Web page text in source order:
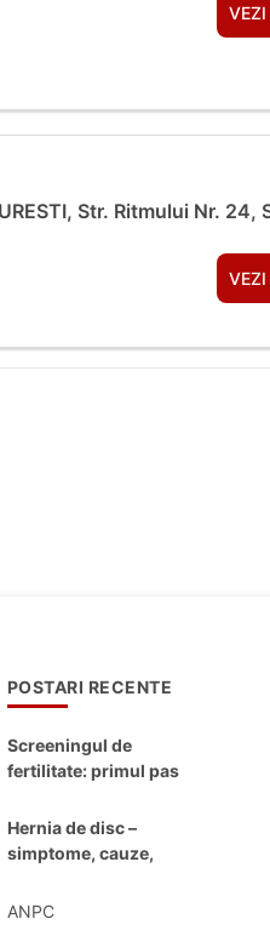
VEZI
Str. Ritmului Nr. 24,
VEZI
POSTARI RECENTE
Screeningul de
fertilitate: primul pas
Hernia de disc –
simptome, cauze,
moderne de
ANPC